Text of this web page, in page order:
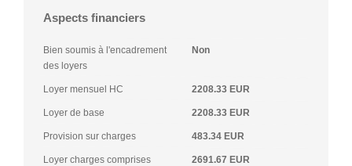
Aspects financiers
Bien soumis à l'encadrement
des loyers
Non
Loyer mensuel HC 2208.33 EUR
Loyer de base 2208.33 EUR
Provision sur charges 483.34 EUR
Loyer charges comprises 2691.67 EUR